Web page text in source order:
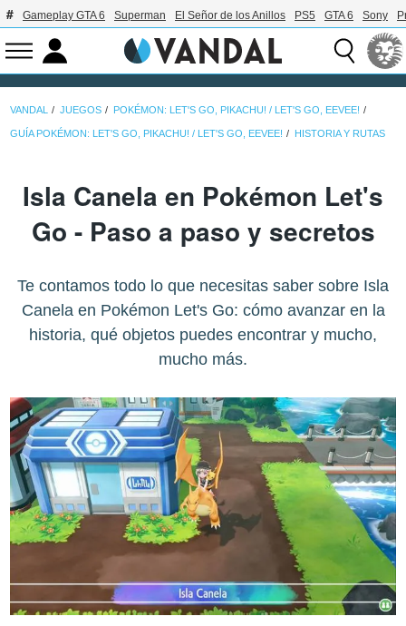
Gameplay GTA 6 Superman El Señor de los Anillos PS5 GTA 6 Sony
VANDAL JUEGOS POKÉMON: LET'S GO, PIKACHU! / LET'S GO, EEVEE!
GUÍA POKÉMON: LET'S GO, PIKACHU! / LET'S GO, EEVEE! HISTORIA Y RUTAS
Isla Canela en Pokémon Let's
Go - Paso a paso y secretos
Te contamos todo lo que necesitas saber sobre Isla
Canela en Pokémon Let's Go: cómo avanzar en la
historia, qué objetos puedes encontrar y mucho,
mucho más.